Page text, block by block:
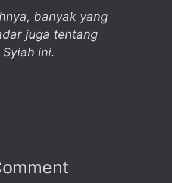
banyak yang
juga tentang
ini.